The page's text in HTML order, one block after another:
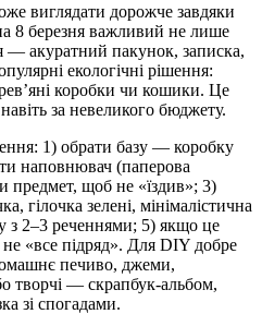
виглядати дорожче завдяки
8 березня важливий не лише
— акуратний пакунок, записка,
екологічні рішення:
коробки чи кошики. Це
за невеликого бюджету.
1) обрати базу — коробку
наповнювач (паперова
предмет, щоб не «їздив»; 3)
гілочка зелені, мінімалістична
з 2–3 реченнями; 5) якщо це
«все підряд». Для DIY добре
печиво, джеми,
творчі — скрапбук-альбом,
зі спогадами.